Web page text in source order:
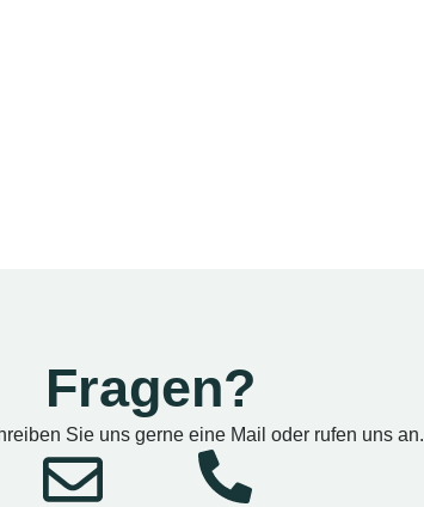
Fragen?
Sie uns gerne eine Mail oder rufen uns an.